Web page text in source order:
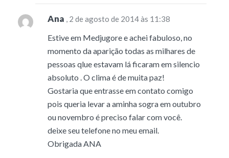
Ana , 2 de agosto de 2014 às 11:38
Estive em Medjugore e achei fabuloso, no
momento da aparição todas as milhares de
pessoas qlue estavam lá ficaram em silencio
absoluto . O clima é de muita paz!
Gostaria que entrasse em contato comigo
pois queria levar a aminha sogra em outubro
ou novembro é preciso falar com você.
deixe seu telefone no meu email.
Obrigada ANA